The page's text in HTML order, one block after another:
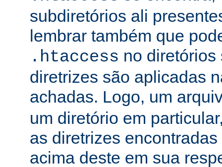
subdiretórios ali
lembrar também que
.htaccess no diretórios
diretrizes são aplicadas
achadas. Logo, um
um diretório em
as diretrizes
acima deste em sua